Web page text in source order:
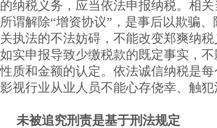
的纳税义务，应当依法申报纳税。相
所谓解除“增资协议”，是事后以欺骗
关执法的不法妨碍，不能改变郑爽纳
如实申报导致少缴税款的既定事实，
性质和金额的认定。依法诚信纳税是
影视行业从业人员不能心存侥幸、触
未被追究刑责是基于刑法规定